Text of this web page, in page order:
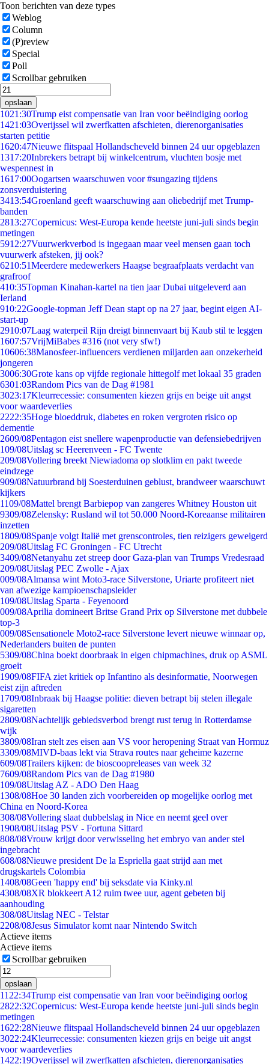
Toon berichten van deze types
Weblog
Column
(P)review
Special
Poll
Scrollbar gebruiken
opslaan
1021:30Trump eist compensatie van Iran voor beëindiging oorlog
1421:03Overijssel wil zwerfkatten afschieten, dierenorganisaties
starten petitie
1620:47Nieuwe flitspaal Hollandscheveld binnen 24 uur opgeblazen
1317:20Inbrekers betrapt bij winkelcentrum, vluchten bosje met
wespennest in
1617:00Oogartsen waarschuwen voor #sungazing tijdens
zonsverduistering
3413:54Groenland geeft waarschuwing aan oliebedrijf met Trump-
banden
2813:27Copernicus: West-Europa kende heetste juni-juli sinds begin
metingen
5912:27Vuurwerkverbod is ingegaan maar veel mensen gaan toch
vuurwerk afsteken, jij ook?
6210:51Meerdere medewerkers Haagse begraafplaats verdacht van
grafroof
410:35Topman Kinahan-kartel na tien jaar Dubai uitgeleverd aan
Ierland
910:22Google-topman Jeff Dean stapt op na 27 jaar, begint eigen AI-
start-up
2910:07Laag waterpeil Rijn dreigt binnenvaart bij Kaub stil te leggen
1607:57VrijMiBabes #316 (not very sfw!)
10606:38Manosfeer-influencers verdienen miljarden aan onzekerheid
jongeren
3006:30Grote kans op vijfde regionale hittegolf met lokaal 35 graden
6301:03Random Pics van de Dag #1981
3023:17Kleurrecessie: consumenten kiezen grijs en beige uit angst
voor waardeverlies
2222:35Hoge bloeddruk, diabetes en roken vergroten risico op
dementie
2609/08Pentagon eist snellere wapenproductie van defensiebedrijven
109/08Uitslag sc Heerenveen - FC Twente
209/08Vollering breekt Niewiadoma op slotklim en pakt tweede
eindzege
909/08Natuurbrand bij Soesterduinen geblust, brandweer waarschuwt
kijkers
1109/08Mattel brengt Barbiepop van zangeres Whitney Houston uit
9309/08Zelensky: Rusland wil tot 50.000 Noord-Koreaanse militairen
inzetten
1809/08Spanje volgt Italië met grenscontroles, tien reizigers geweigerd
209/08Uitslag FC Groningen - FC Utrecht
3409/08Netanyahu zet streep door Gaza-plan van Trumps Vredesraad
209/08Uitslag PEC Zwolle - Ajax
009/08Almansa wint Moto3-race Silverstone, Uriarte profiteert niet
van afwezige kampioenschapsleider
109/08Uitslag Sparta - Feyenoord
009/08Aprilia domineert Britse Grand Prix op Silverstone met dubbele
top-3
009/08Sensationele Moto2-race Silverstone levert nieuwe winnaar op,
Nederlanders buiten de punten
5309/08China boekt doorbraak in eigen chipmachines, druk op ASML
groeit
1909/08FIFA ziet kritiek op Infantino als desinformatie, Noorwegen
eist zijn aftreden
1709/08Inbraak bij Haagse politie: dieven betrapt bij stelen illegale
sigaretten
2809/08Nachtelijk gebiedsverbod brengt rust terug in Rotterdamse
wijk
3809/08Iran stelt zes eisen aan VS voor heropening Straat van Hormuz
3309/08MIVD-baas lekt via Strava routes naar geheime kazerne
609/08Trailers kijken: de bioscoopreleases van week 32
7609/08Random Pics van de Dag #1980
109/08Uitslag AZ - ADO Den Haag
1308/08Hoe 30 landen zich voorbereiden op mogelijke oorlog met
China en Noord-Korea
308/08Vollering slaat dubbelslag in Nice en neemt geel over
1908/08Uitslag PSV - Fortuna Sittard
808/08Vrouw krijgt door verwisseling het embryo van ander stel
ingebracht
608/08Nieuwe president De la Espriella gaat strijd aan met
drugskartels Colombia
1408/08Geen 'happy end' bij seksdate via Kinky.nl
4308/08XR blokkeert A12 ruim twee uur, agent gebeten bij
aanhouding
308/08Uitslag NEC - Telstar
2208/08Jesus Simulator komt naar Nintendo Switch
Actieve items
Actieve items
Scrollbar gebruiken
opslaan
11 22:34Trump eist compensatie van Iran voor beëindiging oorlog
2822:32Copernicus: West-Europa kende heetste juni-juli sinds begin
metingen
1622:28Nieuwe flitspaal Hollandscheveld binnen 24 uur opgeblazen
3022:24Kleurrecessie: consumenten kiezen grijs en beige uit angst
voor waardeverlies
1422:19Overijssel wil zwerfkatten afschieten, dierenorganisaties